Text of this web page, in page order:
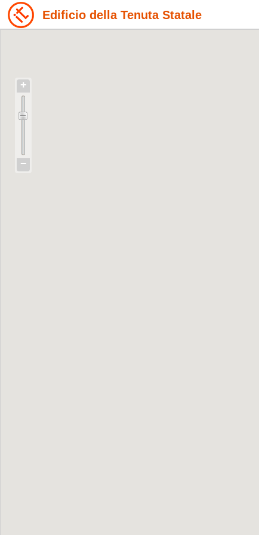
Edificio della Tenuta Statale
+
−